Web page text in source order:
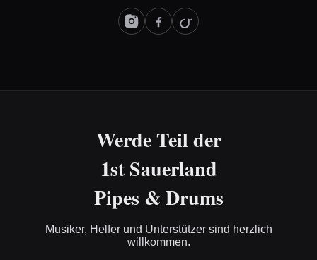
Werde Teil der
1st Sauerland
Pipes & Drums
Musiker, Helfer und Unterstützer sind herzlich
willkommen.